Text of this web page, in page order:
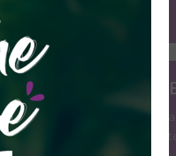
PÊCHE EN
juin 2026, c'est la fête de
8 sites. Animations